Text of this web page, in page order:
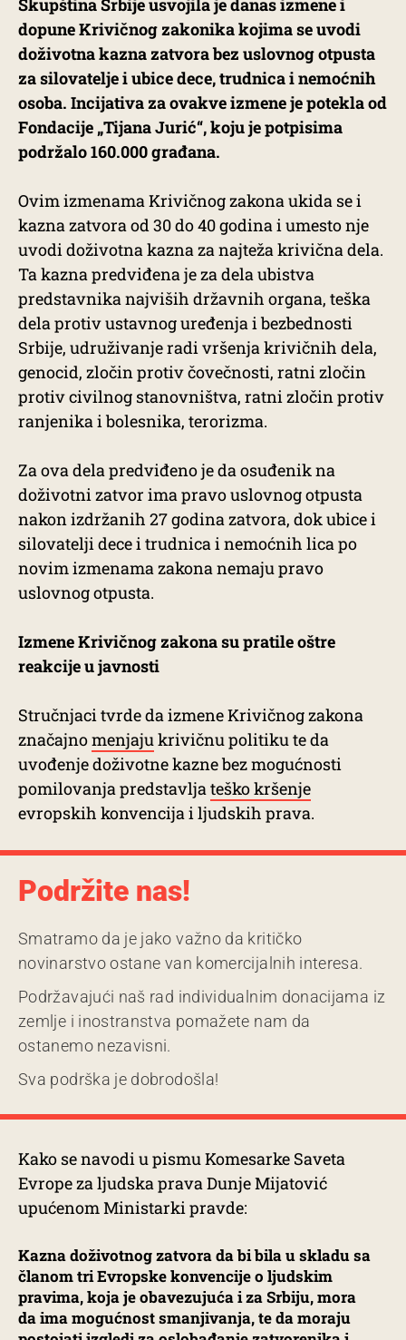
Skupština Srbije usvojila je danas izmene i
dopune Krivičnog zakonika kojima se uvodi
doživotna kazna zatvora bez uslovnog otpusta
za silovatelje i ubice dece, trudnica i nemoćnih
osoba. Incijativa za ovakve izmene je potekla od
Fondacije „Tijana Jurić“, koju je potpisima
podržalo 160.000 građana.
Ovim izmenama Krivičnog zakona ukida se i
kazna zatvora od 30 do 40 godina i umesto nje
uvodi doživotna kazna za najteža krivična dela.
Ta kazna predviđena je za dela ubistva
predstavnika najviših državnih organa, teška
dela protiv ustavnog uređenja i bezbednosti
Srbije, udruživanje radi vršenja krivičnih dela,
genocid, zločin protiv čovečnosti, ratni zločin
protiv civilnog stanovništva, ratni zločin protiv
ranjenika i bolesnika, terorizma.
Za ova dela predviđeno je da osuđenik na
doživotni zatvor ima pravo uslovnog otpusta
nakon izdržanih 27 godina zatvora, dok ubice i
silovatelji dece i trudnica i nemoćnih lica po
novim izmenama zakona nemaju pravo
uslovnog otpusta.
Izmene Krivičnog zakona su pratile oštre
reakcije u javnosti
Stručnjaci tvrde da izmene Krivičnog zakona
značajnomenjajukrivičnu politiku te da
uvođenje doživotne kazne bez mogućnosti
pomilovanja predstavljateško kršenje
evropskih konvencija i ljudskih prava.
Podržite nas!
Smatramo da je jako važno da kritičko
novinarstvo ostane van komercijalnih interesa.
Podržavajući naš rad individualnim donacijama iz
zemlje i inostranstva pomažete nam da
ostanemo nezavisni.
Sva podrška je dobrodošla!
Kako se navodi u pismu Komesarke Saveta
Evrope za ljudska prava Dunje Mijatović
upućenom Ministarki pravde:
Kazna doživotnog zatvora da bi bila u skladu sa
članom tri Evropske konvencije o ljudskim
pravima, koja je obavezujuća i za Srbiju, mora
da ima mogućnost smanjivanja, te da moraju